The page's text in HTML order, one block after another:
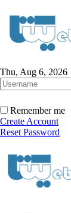
Thu, Aug 6, 2026
Remember me
Create Account
Reset Password